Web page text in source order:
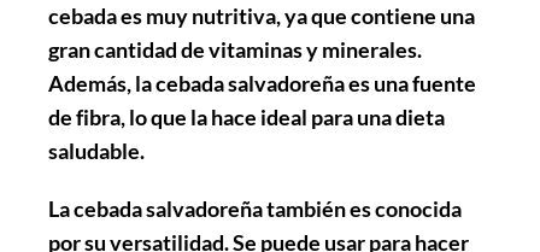
cebada es muy nutritiva, ya que contiene una
gran cantidad de vitaminas y minerales.
Además, la cebada salvadoreña es una fuente
de fibra, lo que la hace ideal para una dieta
saludable.
La cebada salvadoreña también es conocida
por su versatilidad. Se puede usar para hacer